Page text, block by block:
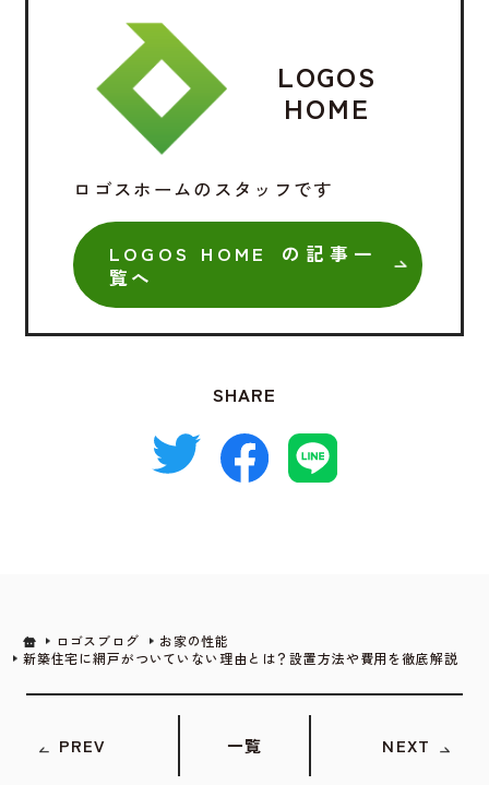
LOGOS
HOME
ロゴスホームのスタッフです
LOGOS HOME の記事一
覧へ
SHARE
PREV 一覧 NEXT
ロゴスブログ
お家の性能
新築住宅に網戸がついていない理由とは？設置方法や費用を徹底解説